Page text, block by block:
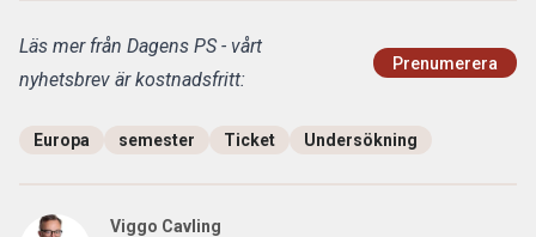
Läs mer från Dagens PS - vårt
nyhetsbrev är kostnadsfritt:
Prenumerera
Europa semester Ticket Undersökning
Viggo Cavling